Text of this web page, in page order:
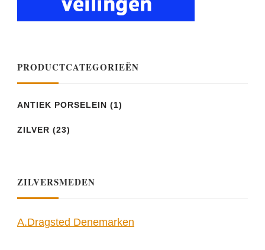
PRODUCTCATEGORIEËN
ANTIEK PORSELEIN (1)
ZILVER (23)
ZILVERSMEDEN
A.Dragsted Denemarken